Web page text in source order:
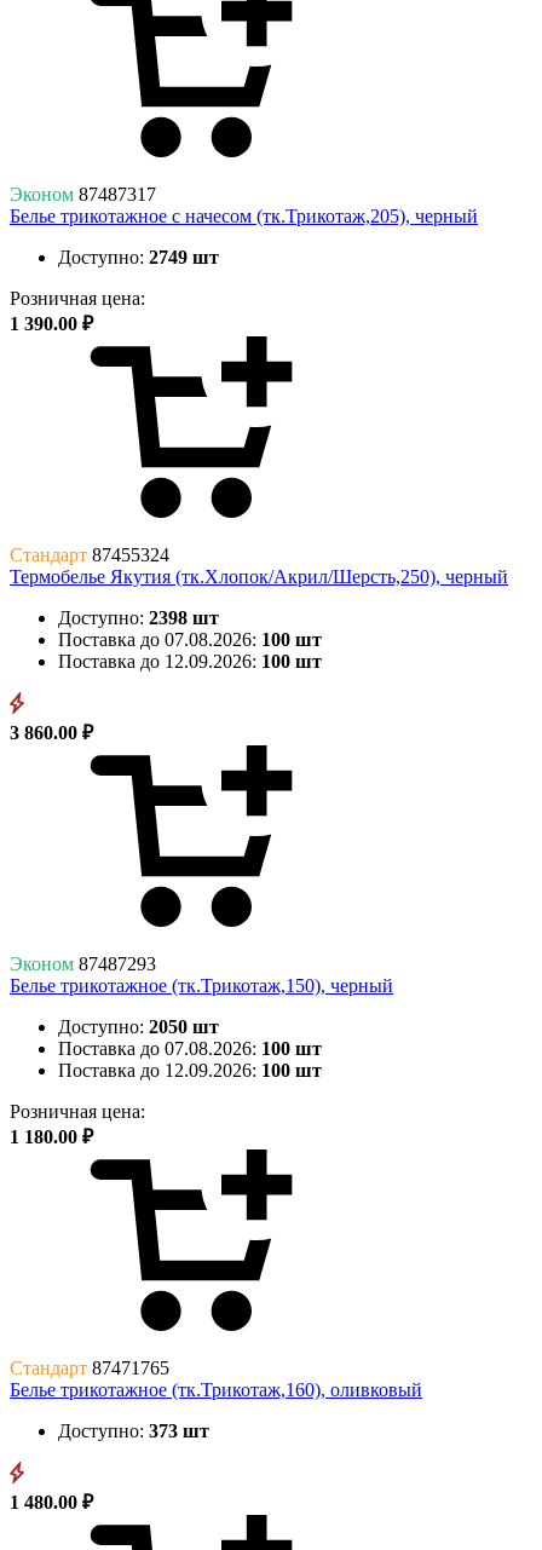
Эконом 87487317
Белье трикотажное с начесом (тк.Трикотаж,205), черный
Доступно: 2749 шт
Розничная цена:
1 390.00 ₽
Стандарт 87455324
Термобелье Якутия (тк.Хлопок/Акрил/Шерсть,250), черный
Доступно: 2398 шт
Поставка до 07.08.2026: 100 шт
Поставка до 12.09.2026: 100 шт
3 860.00 ₽
Эконом 87487293
Белье трикотажное (тк.Трикотаж,150), черный
Доступно: 2050 шт
Поставка до 07.08.2026: 100 шт
Поставка до 12.09.2026: 100 шт
Розничная цена:
1 180.00 ₽
Стандарт 87471765
Белье трикотажное (тк.Трикотаж,160), оливковый
Доступно: 373 шт
1 480.00 ₽